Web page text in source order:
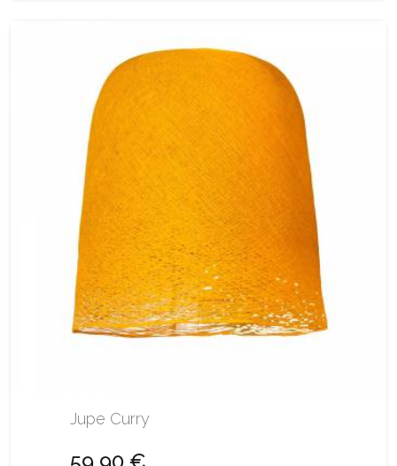
Jupe Curry